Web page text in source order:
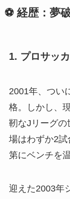
⚽ 経歴：夢
1. プロサッ
2001年、つい
格。しかし、
靭なJリーグの
場はわずか2
第にベンチを
迎えた2003年